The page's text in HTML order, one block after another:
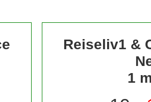
Reiseliv1 &
1